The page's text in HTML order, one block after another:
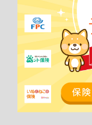
この時点で両者を強
ださい。もし、一度
しばらくお互い顔を
う。
家庭内で統